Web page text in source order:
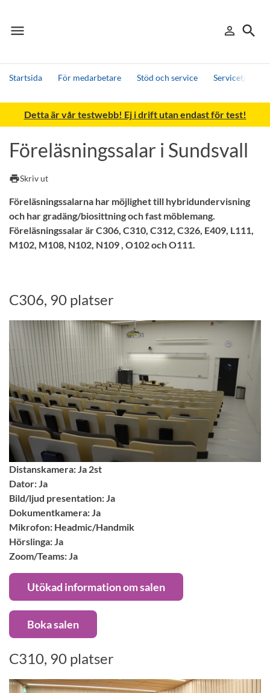
menu
Meny person_outline
Logga in
search
Sök
Startsida För medarbetare Stöd och service Servicetjänster
Sök
Andra söktjänster
Detta är vår testwebb! Ej i drift utan endast för test!
Föreläsningssalar i Sundsvall
printSkriv ut
Föreläsningssalarna har möjlighet till hybridundervisning
och har gradäng/biosittning och fast möblemang.
Föreläsningssalar är C306, C310, C312, C326, E409, L111,
M102, M108, N102, N109 , O102 och O111.
C306, 90 platser
Distanskamera: Ja 2st
Dator: Ja
Bild/ljud presentation: Ja
Dokumentkamera: Ja
Mikrofon: Headmic/Handmik
Hörslinga: Ja
Zoom/Teams: Ja
Utökad information om salen
Boka salen
C310, 90 platser